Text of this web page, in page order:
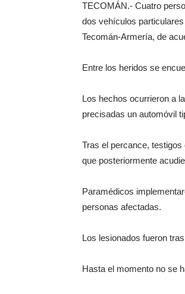
TECOMÁN.- Cuatro
dos vehículos
Tecomán-Armería, de
Entre los heridos se
Los hechos ocurrieron a
precisadas un automóvil
Tras el percance,
que posteriormente
Paramédicos
personas afectadas.
Los lesionados fueron
Hasta el momento no se